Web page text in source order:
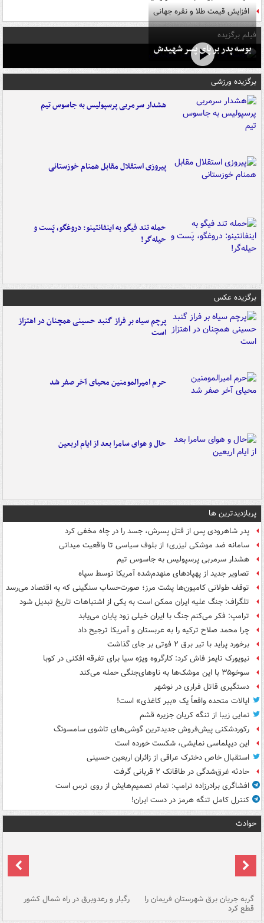
افزایش قیمت طلا و نقره جهانی
فیلم برگزیده
بوسه‌ پدر بر پای پسر شهیدش
برگزیده ورزشی
هشدار سرمربی پرسپولیس به جاسوس تیم
پیروزی استقلال مقابل همنام خوزستانی
حمله تند فیگو به اینفانتینو: دروغگو، پَست‌ و
حیله‌گر!
برگزیده عکس
پرچم سیاه بر فراز گنبد حسینی همچنان در اهتزاز
است
حرم امیرالمومنین محیای آخر صفر شد
حال و هوای سامرا بعد از ایام اربعین
پربازدیدترین ها
پدر شاهرودی پس از قتل پسرش، جسد را در چاه مخفی کرد
سامانه ضد موشکی لیزری؛ از بلوف سیاسی تا واقعیت میدانی
هشدار سرمربی پرسپولیس به جاسوس تیم
تصاویر جدید از پهپادهای منهدم‌شده آمریکا توسط سپاه
توقف طولانی کامیون‌ها پشت مرز؛ صورت‌حساب سنگینی که به اقتصاد می‌رسد
تلگراف: جنگ علیه ایران ممکن است به یکی از اشتباهات تاریخ تبدیل شود
ترامپ: فکر می‌کنم جنگ با ایران خیلی زود پایان می‌یابد
چرا محمد صلاح ترکیه را به عربستان و آمریکا ترجیح داد
برخورد پراید با تیر برق ۲ فوتی بر جای گذاشت
نیویورک تایمز فاش کرد: کارگروه ویژه سیا برای تفرقه افکنی در کوبا
سوخو۳۵ با این موشک‌ها به ناوهای‌جنگی حمله می‌کند
دستگیری قاتل فراری در نوشهر
ایالات متحده واقعاً یک «ببر کاغذی» است!
نمایی زیبا از تنگه کریان جزیره قشم
رکوردشکنی پیش‌فروش جدیدترین گوشی‌های تاشوی سامسونگ
این دیپلماسی نمایشی، شکست خورده است
استقبال خاص دخترک عراقی از زائران اربعین حسینی
حادثه غرق‌شدگی در طاقانک ۲ قربانی گرفت
افشاگری برادرزاده ترامپ: تمام تصمیم‌هایش از روی ترس است
کنترل کامل تنگه هرمز در دست ایران!
حوادث
گربه جریان برق شهرستان فریمان را
قطع کرد
رگبار و رعدوبرق در راه شمال کشور